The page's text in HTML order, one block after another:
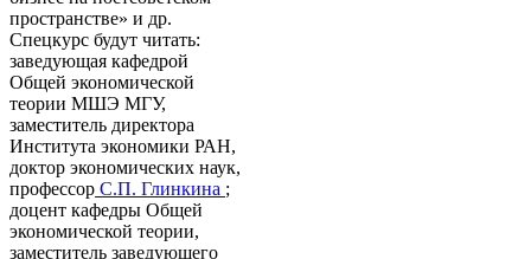
пространстве» и др.
Спецкурс будут читать:
заведующая кафедрой
Общей экономической
теории МШЭ МГУ,
заместитель директора
Института экономики РАН,
доктор экономических наук,
профессор С.П. Глинкина ;
доцент кафедры Общей
экономической теории,
заместитель заведующего